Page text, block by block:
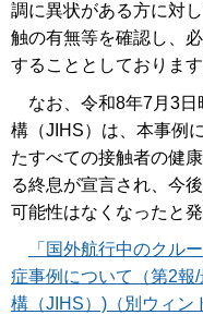
調に異状がある方に対
触の有無等を確認し、
することとしております
なお、令和8年7月3日
構（JIHS）は、本事例
たすべての接触者の健
る終息が宣言され、今
可能性はなくなったと発
「国外航行中のクル
症事例について（第2報
構（JIHS）)（別ウィン